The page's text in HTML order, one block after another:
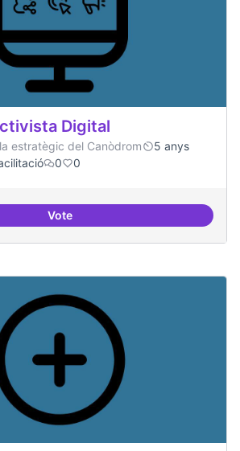
Digital
estratègic del Canòdrom
5 anys
0 0
VoteMoviment Activista Digital